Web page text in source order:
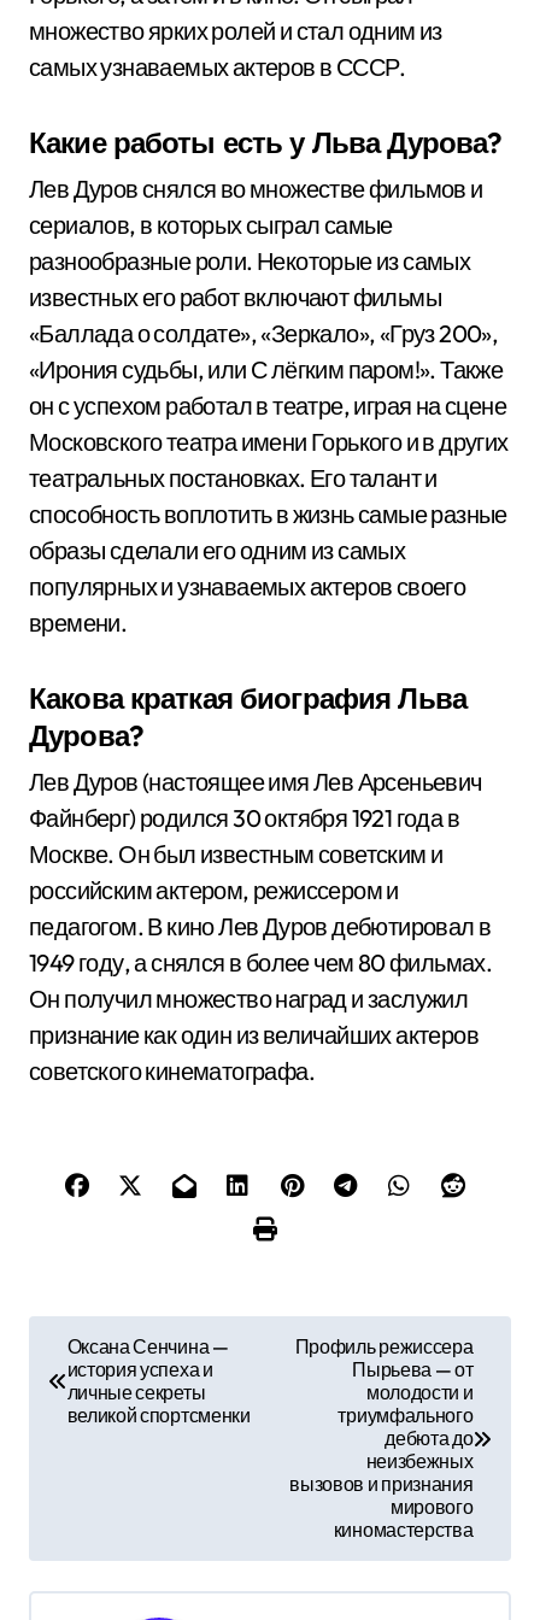
множество ярких ролей и стал одним из
самых узнаваемых актеров в СССР.
Какие работы есть у Льва Дурова?
Лев Дуров снялся во множестве фильмов и
сериалов, в которых сыграл самые
разнообразные роли. Некоторые из самых
известных его работ включают фильмы
«Баллада о солдате», «Зеркало», «Груз 200»,
«Ирония судьбы, или С лёгким паром!». Также
он с успехом работал в театре, играя на сцене
Московского театра имени Горького и в других
театральных постановках. Его талант и
способность воплотить в жизнь самые разные
образы сделали его одним из самых
популярных и узнаваемых актеров своего
времени.
Какова краткая биография Льва
Дурова?
Лев Дуров (настоящее имя Лев Арсеньевич
Файнберг) родился 30 октября 1921 года в
Москве. Он был известным советским и
российским актером, режиссером и
педагогом. В кино Лев Дуров дебютировал в
1949 году, а снялся в более чем 80 фильмах.
Он получил множество наград и заслужил
признание как один из величайших актеров
советского кинематографа.
а
Оксана Сенчина —
история успеха и
личные секреты
великой спортсменки
Профиль режиссера
Пырьева — от
молодости и
триумфального
дебюта до
неизбежных
вызовов и признания
мирового
киномастерства